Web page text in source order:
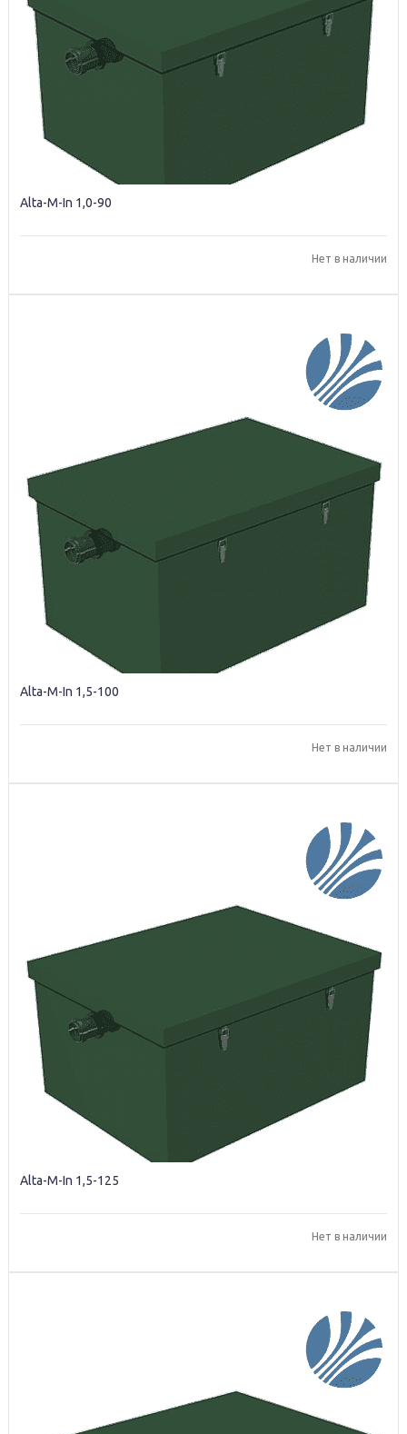
Alta-M-In 1,0-90
Нет в наличии
Alta-M-In 1,5-100
Нет в наличии
Alta-М-In 1,5-125
Нет в наличии